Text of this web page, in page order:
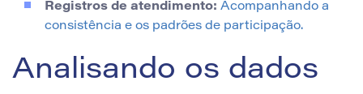
Registros de atendimento: Acompanhando a
consistência e os padrões de participação.
Analisando os dados